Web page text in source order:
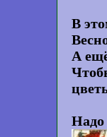
В
А
Надо